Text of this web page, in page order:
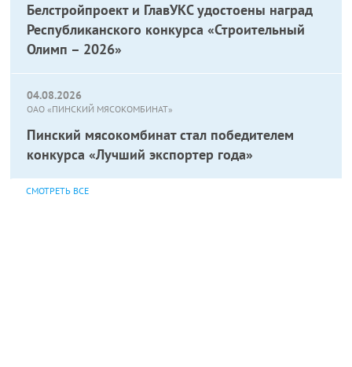
Белстройпроект и ГлавУКС удостоены наград
Республиканского конкурса «Строительный
Олимп – 2026»
04.08.2026
ОАО «ПИНСКИЙ МЯСОКОМБИНАТ»
Пинский мясокомбинат стал победителем
конкурса «Лучший экспортер года»
СМОТРЕТЬ ВСЕ